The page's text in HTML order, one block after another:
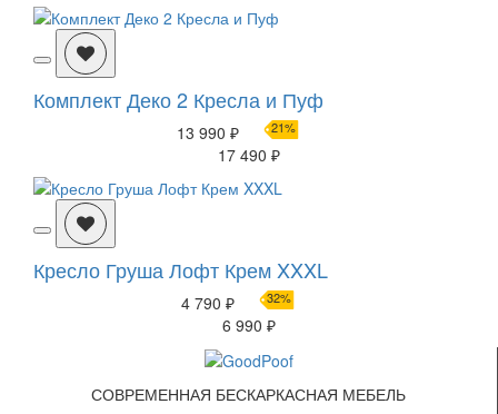
Комплект Деко 2 Кресла и Пуф
13 990 ₽ 21%
17 490 ₽
Кресло Груша Лофт Крем XXXL
4 790 ₽ 32%
6 990 ₽
СОВРЕМЕННАЯ БЕСКАРКАСНАЯ МЕБЕЛЬ